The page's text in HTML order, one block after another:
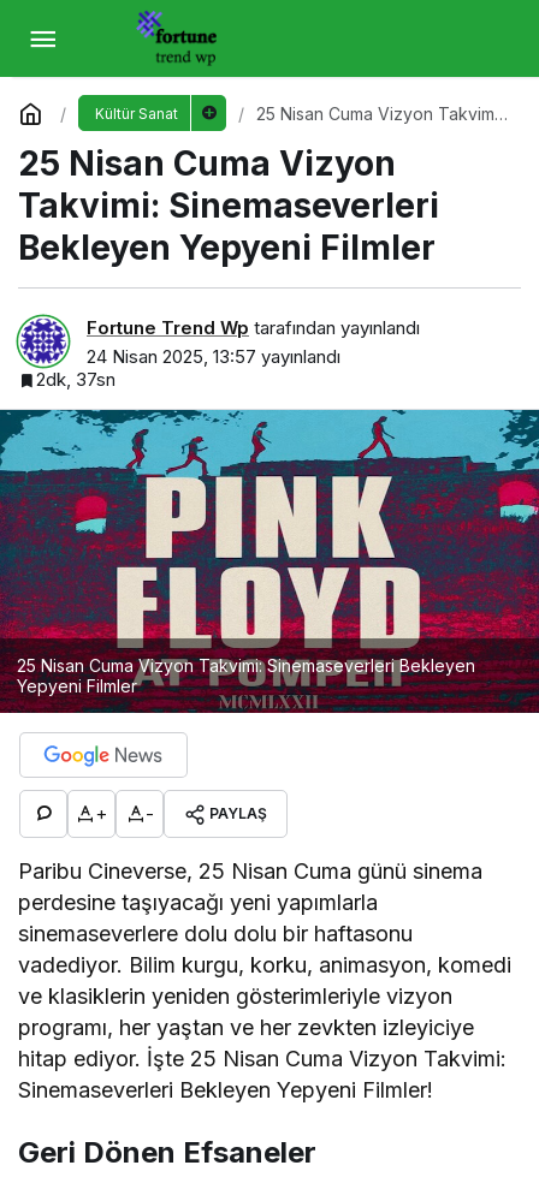
Kültür Sanat
25 Nisan Cuma Vizyon Takvimi:
Yepyeni Filmler
25 Nisan Cuma Vizyon
Takvimi: Sinemaseverleri
Bekleyen Yepyeni Filmler
Fortune Trend Wp tarafından yayınlandı
24 Nisan 2025, 13:57 yayınlandı
2dk, 37sn
25 Nisan Cuma Vizyon Takvimi: Sinemaseverleri Bekleyen
Yepyeni Filmler
+ - PAYLAŞ
Paribu Cineverse, 25 Nisan Cuma günü sinema
perdesine taşıyacağı yeni yapımlarla
sinemaseverlere dolu dolu bir haftasonu
vadediyor. Bilim kurgu, korku, animasyon, komedi
ve klasiklerin yeniden gösterimleriyle vizyon
programı, her yaştan ve her zevkten izleyiciye
hitap ediyor. İşte 25 Nisan Cuma Vizyon Takvimi:
Sinemaseverleri Bekleyen Yepyeni Filmler!
Geri Dönen Efsaneler
25 Nisan Cuma Vizyon Takvimi:
Sinemaseverleri Bekleyen Yepyeni Filmler
Yorum Yap